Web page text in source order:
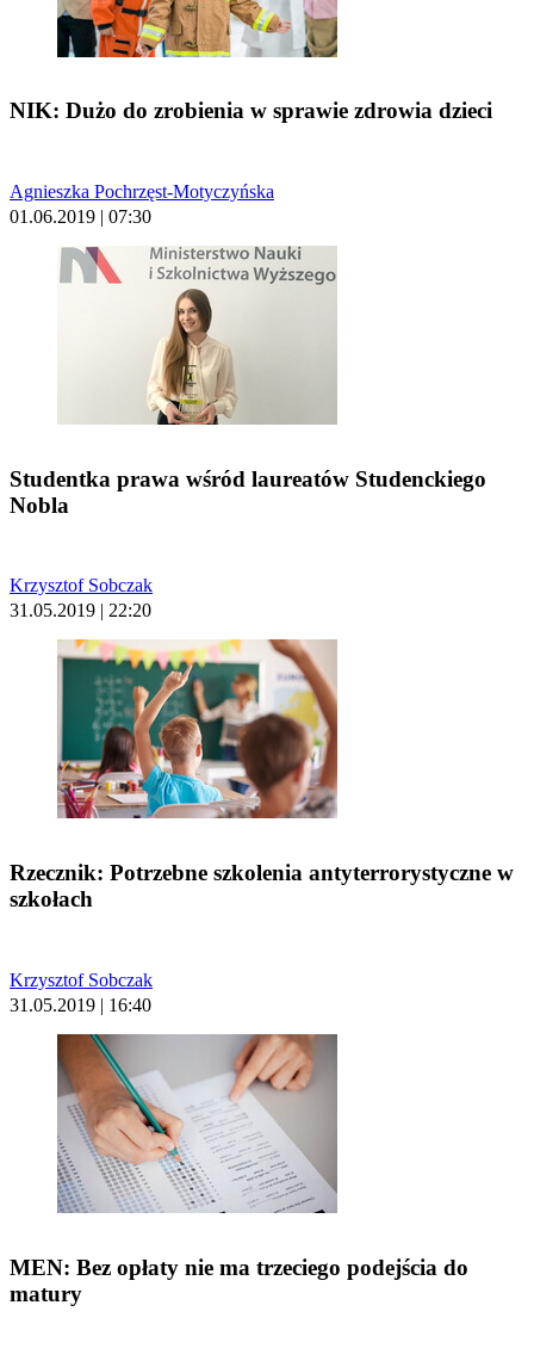
NIK: Dużo do zrobienia w sprawie zdrowia dzieci
Agnieszka Pochrzęst-Motyczyńska
01.06.2019 | 07:30
Studentka prawa wśród laureatów Studenckiego
Nobla
Krzysztof Sobczak
31.05.2019 | 22:20
Rzecznik: Potrzebne szkolenia antyterrorystyczne w
szkołach
Krzysztof Sobczak
31.05.2019 | 16:40
MEN: Bez opłaty nie ma trzeciego podejścia do
matury